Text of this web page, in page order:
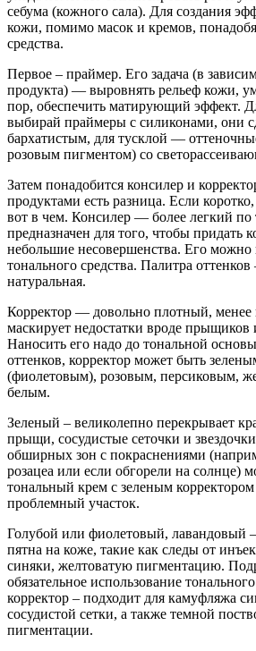
себума (кожного сала). Для создания
кожи, помимо масок и кремов,
средства.
Первое – праймер. Его задача (в
продукта) — выровнять рельеф кожи,
пор, обеспечить матирующий эффект.
выбирай праймеры с силиконами, они
бархатистым, для тусклой —
розовым пигментом) со
Затем понадобится консилер и
продуктами есть разница. Если
вот в чем. Консилер — более легкий по
предназначен для того, чтобы придать
небольшие несовершенства. Его можно
тонального средства. Палитра
натуральная.
Корректор — довольно плотный,
маскирует недостатки вроде прыщиков
Наносить его надо до тональной
оттенков, корректор может быть
(фиолетовым), розовым, персиковым,
белым.
Зеленый – великолепно перекрывает
прыщи, сосудистые сеточки и
обширных зон с покраснениями
розацеа или если обгорели на солнце)
тональный крем с зеленым
проблемный участок.
Голубой или фиолетовый, лавандовый
пятна на коже, такие как следы от
синяки, желтоватую пигментацию.
обязательное использование
корректор – подходит для камуфляжа
сосудистой сетки, а также темной
пигментации.